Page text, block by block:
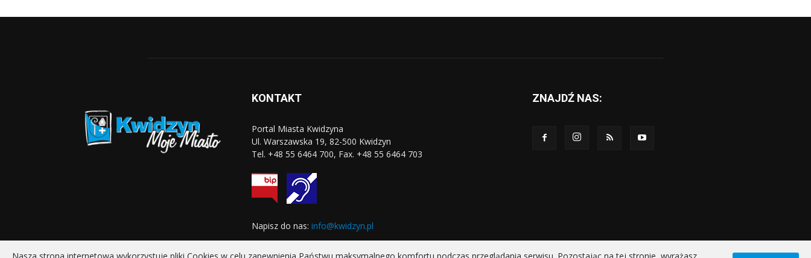
KONTAKT
Portal Miasta Kwidzyna
Ul. Warszawska 19, 82-500 Kwidzyn
Tel. +48 55 6464 700, Fax. +48 55 6464 703
Napisz do nas: info@kwidzyn.pl
ZNAJDŹ NAS: